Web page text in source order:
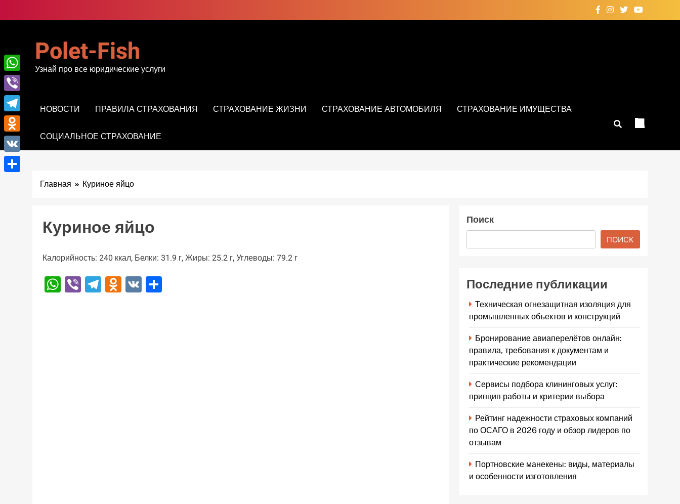
к
Polet-Fish
Узнай про все юридические услуги
НОВОСТИ ПРАВИЛА СТРАХОВАНИЯ СТРАХОВАНИЕ ЖИЗНИ СТРАХОВАНИЕ АВТОМОБИЛЯ СТРАХОВАНИЕ ИМУЩЕСТВА
СОЦИАЛЬНОЕ СТРАХОВАНИЕ
Главная Куриное яйцо
Куриное яйцо
Калорийность: 240 ккал, Белки: 31.9 г, Жиры: 25.2 г, Углеводы: 79.2 г
WhatsApp
ViberTelegram
Odnoklassniki
VK
Поиск
ПОИСК
Последние публикации
Техническая огнезащитная изоляция для
промышленных объектов и конструкций
Бронирование авиаперелётов онлайн:
правила, требования к документам и
практические рекомендации
Сервисы подбора клининговых услуг:
принцип работы и критерии выбора
Рейтинг надежности страховых компаний
по ОСАГО в 2026 году и обзор лидеров по
отзывам
Портновские манекены: виды, материалы
и особенности изготовления
WhatsApp
Viber
Telegram
Odnoklassniki
VK
Отправить